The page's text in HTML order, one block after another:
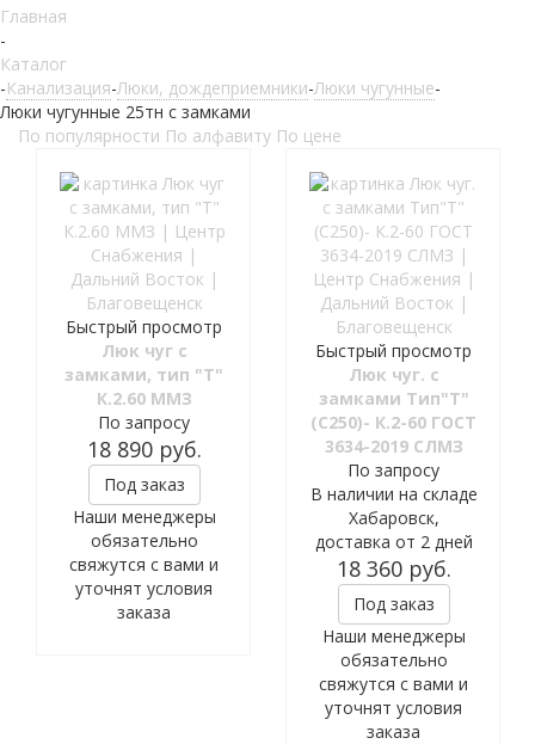
Главная
-
Каталог
-Канализация-Люки, дождеприемники-Люки чугунные-
Люки чугунные 25тн с замками
По популярности По алфавиту По цене
Быстрый просмотр
Люк чуг с
замками, тип "Т"
К.2.60 ММЗ
По запросу
18 890руб.
Под заказ
Наши менеджеры
обязательно
свяжутся с вами и
уточнят условия
заказа
Быстрый просмотр
Люк чуг. с
замками Тип"Т"
(С250)- К.2-60 ГОСТ
3634-2019 СЛМЗ
По запросу
В наличии на складе
Хабаровск,
доставка от 2 дней
18 360руб.
Под заказ
Наши менеджеры
обязательно
свяжутся с вами и
уточнят условия
заказа